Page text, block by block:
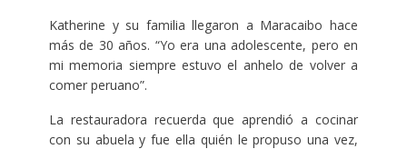
Katherine y su familia llegaron a Maracaibo hace
más de 30 años. “Yo era una adolescente, pero en
mi memoria siempre estuvo el anhelo de volver a
comer peruano”.
La restauradora recuerda que aprendió a cocinar
con su abuela y fue ella quién le propuso una vez,